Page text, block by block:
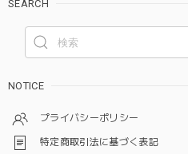
SEARCH
NOTICE
プライバシーポリシー
特定商取引法に基づく表記